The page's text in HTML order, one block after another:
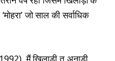
जो साल की सर्वाधिक
मैं खिलाड़ी तू अनाड़ी